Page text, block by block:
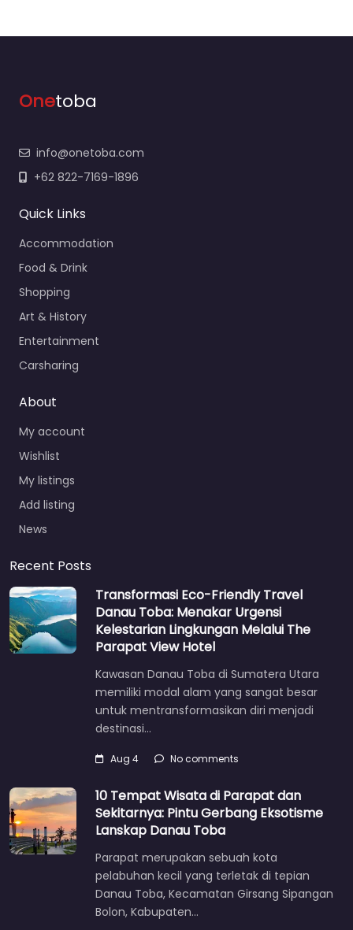
Onetoba
info@onetoba.com
+62 822-7169-1896
Quick Links
Accommodation
Food & Drink
Shopping
Art & History
Entertainment
Carsharing
About
My account
Wishlist
My listings
Add listing
News
Recent Posts
Transformasi Eco-Friendly Travel
Danau Toba: Menakar Urgensi
Kelestarian Lingkungan Melalui The
Parapat View Hotel
Kawasan Danau Toba di Sumatera Utara
memiliki modal alam yang sangat besar
untuk mentransformasikan diri menjadi
destinasi…
Aug 4 No comments
10 Tempat Wisata di Parapat dan
Sekitarnya: Pintu Gerbang Eksotisme
Lanskap Danau Toba
Parapat merupakan sebuah kota
pelabuhan kecil yang terletak di tepian
Danau Toba, Kecamatan Girsang Sipangan
Bolon, Kabupaten…